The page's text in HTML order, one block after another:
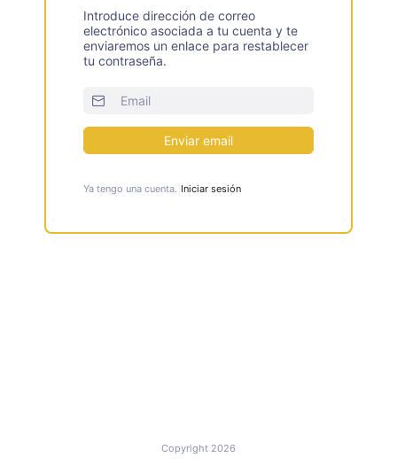
Introduce dirección de correo
electrónico asociada a tu cuenta y te
enviaremos un enlace para restablecer
tu contraseña.
Enviar email
Ya tengo una cuenta. Iniciar sesión
Copyright 2026